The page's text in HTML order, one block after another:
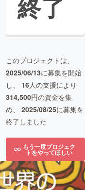
終了
このプロジェクトは、
2025/06/13に募集を開始
し、 16人の支援により
314,500円の資金を集
め、 2025/08/25に募集を
終了しました
もう一度プロジェク
トをやってほしい